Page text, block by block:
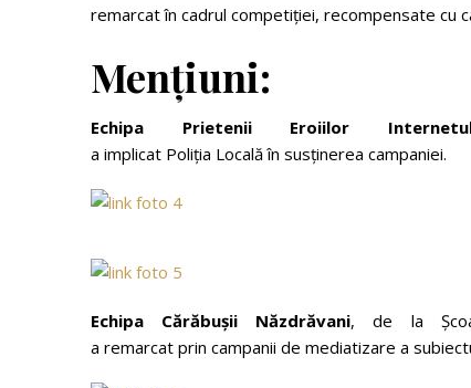
remarcat în cadrul competiției, recompensate cu
Mențiuni:
Echipa Prietenii Eroiilor
a implicat Poliția Locală în susținerea campaniei.
Echipa Cărăbuşii Năzdrăvani, de la
a remarcat prin campanii de mediatizare a